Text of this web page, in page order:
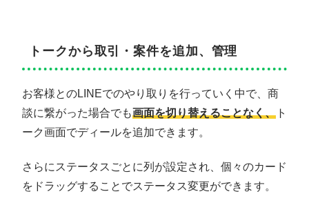
トークから取引・案件を追加、管理
お客様とのLINEでのやり取りを行っていく中で、商
談に繋がった場合でも画面を切り替えることなく、 ト
ーク画面でディールを追加できます。
さらにステータスごとに列が設定され、個々のカード
をドラッグすることでステータス変更ができます。